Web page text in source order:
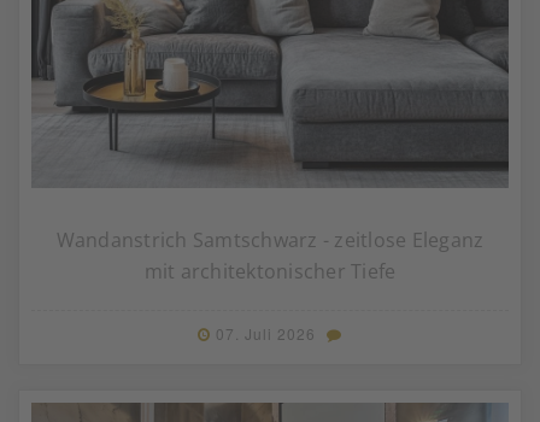
Wandanstrich Samtschwarz - zeitlose Eleganz
mit architektonischer Tiefe
07. Juli 2026